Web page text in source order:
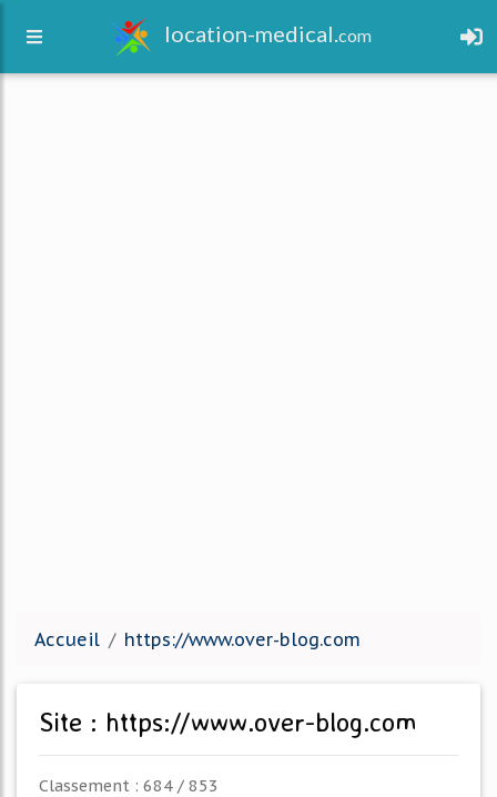
location-medical.com
Accueil https://www.over-blog.com
Site : https://www.over-blog.com
Classement : 684 / 853